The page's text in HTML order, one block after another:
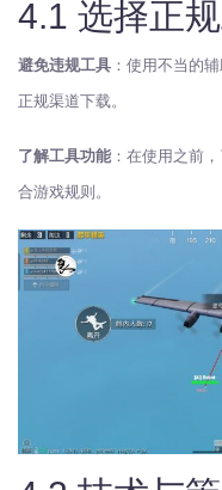
4.1 选择正
避免违规工具 ：使用不当的
正规渠道下载。
了解工具功能 ：在使用之前
合游戏规则。